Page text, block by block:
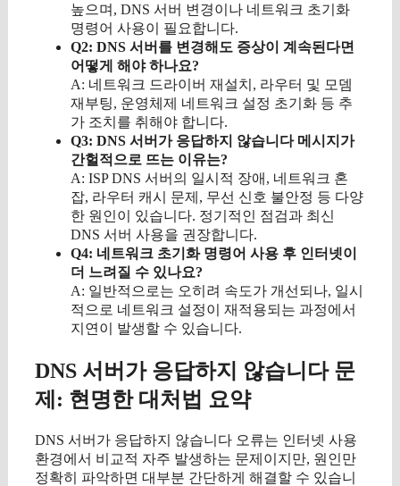
높으며, DNS 서버 변경이나 네트워크 초기화
명령어 사용이 필요합니다.
Q2: DNS 서버를 변경해도 증상이 계속된다면
어떻게 해야 하나요?
A: 네트워크 드라이버 재설치, 라우터 및 모뎀
재부팅, 운영체제 네트워크 설정 초기화 등 추
가 조치를 취해야 합니다.
Q3: DNS 서버가 응답하지 않습니다 메시지가
간헐적으로 뜨는 이유는?
A: ISP DNS 서버의 일시적 장애, 네트워크 혼
잡, 라우터 캐시 문제, 무선 신호 불안정 등 다양
한 원인이 있습니다. 정기적인 점검과 최신
DNS 서버 사용을 권장합니다.
Q4: 네트워크 초기화 명령어 사용 후 인터넷이
더 느려질 수 있나요?
A: 일반적으로는 오히려 속도가 개선되나, 일시
적으로 네트워크 설정이 재적용되는 과정에서
지연이 발생할 수 있습니다.
DNS 서버가 응답하지 않습니다 문
제: 현명한 대처법 요약
DNS 서버가 응답하지 않습니다 오류는 인터넷 사용
환경에서 비교적 자주 발생하는 문제이지만, 원인만
정확히 파악하면 대부분 간단하게 해결할 수 있습니